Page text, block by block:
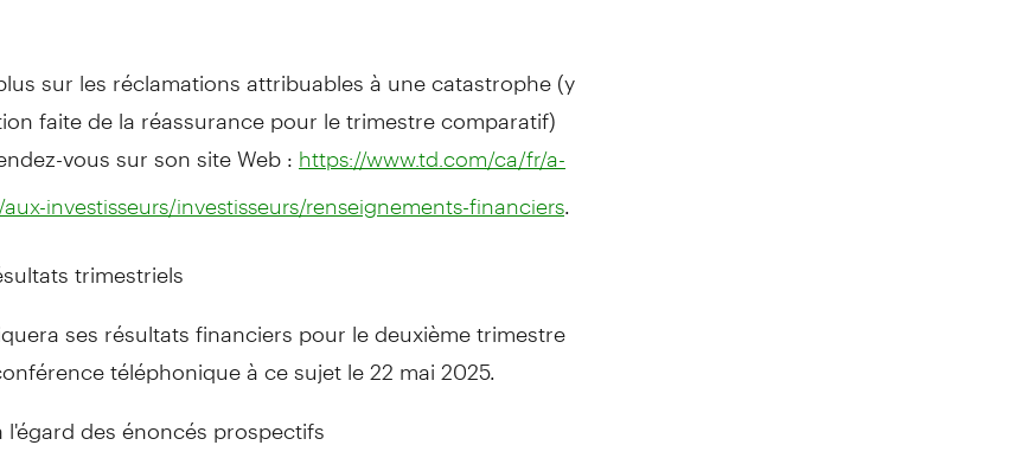
sur les réclamations attribuables à une catastrophe (y
faite de la réassurance pour le trimestre comparatif)
vous sur son site Web : https://www.td.com/ca/fr/a-
investisseurs/investisseurs/renseignements-financiers
trimestriels
ses résultats financiers pour le deuxième trimestre
téléphonique à ce sujet le 22 mai 2025.
l'égard des énoncés prospectifs